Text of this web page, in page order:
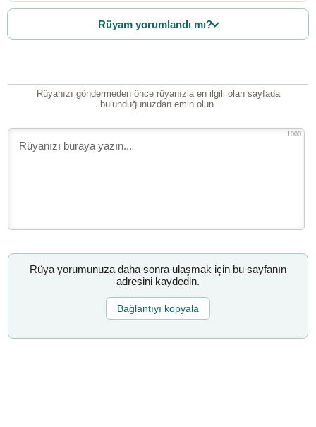
Rüyam yorumlandı mı?
Rüyanızı göndermeden önce rüyanızla en ilgili olan sayfada
bulunduğunuzdan emin olun.
1000
Rüya yorumunuza daha sonra ulaşmak için bu sayfanın
adresini kaydedin.
Bağlantıyı kopyala